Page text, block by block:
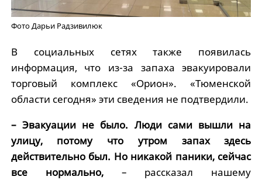
Фото Дарьи Радзивилюк
В социальных сетях также появилась
информация, что из-за запаха эвакуировали
торговый комплекс «Орион». «Тюменской
области сегодня» эти сведения не подтвердили.
– Эвакуации не было. Люди сами вышли на
улицу, потому что утром запах здесь
действительно был. Но никакой паники, сейчас
все нормально, – рассказал нашему